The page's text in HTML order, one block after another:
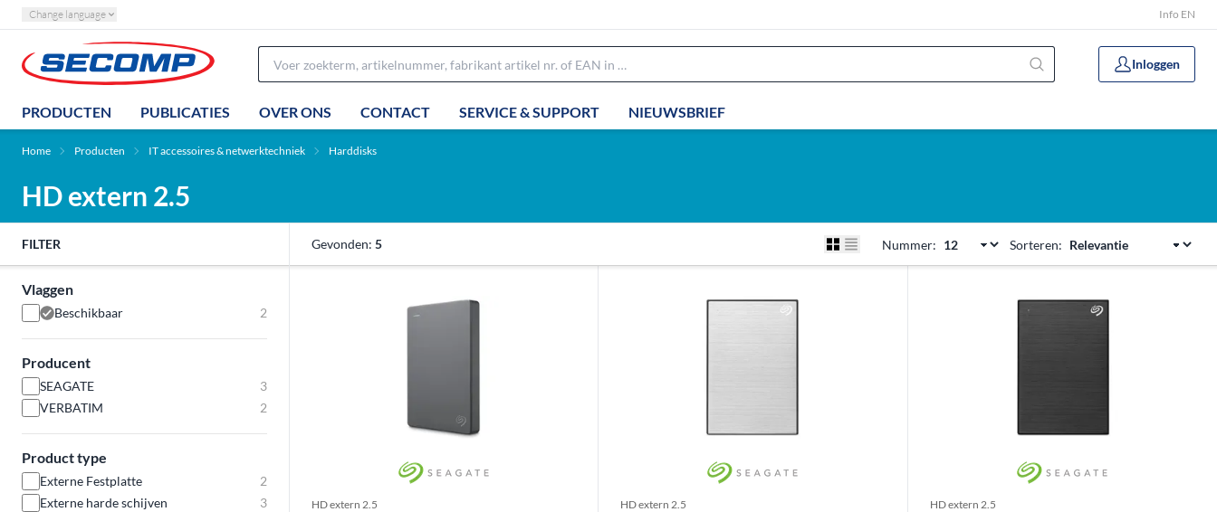
Change language Info EN
Inloggen
PRODUCTEN PUBLICATIES OVER ONS CONTACT SERVICE & SUPPORT NIEUWSBRIEF
Home Producten IT accessoires & netwerktechniek Harddisks
HD extern 2.5
FILTER
Vlaggen
Beschikbaar 2
Producent
SEAGATE
3
VERBATIM
2
Product type
Externe Festplatte
2
Externe harde schijven
3
Gevonden: 5 Nummer: Sorteren:
HD extern 2.5 HD extern 2.5 HD extern 2.5